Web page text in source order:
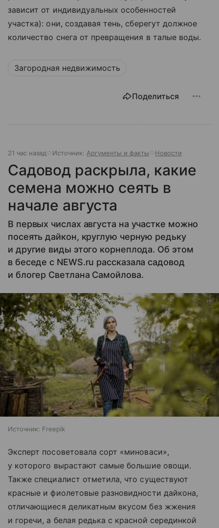
зависит от индивидуальных особенностей
участка): они, создавая тень, сберегут должное
количество снега от превращения в талые воды.
Загородная недвижимость
Поделиться
21 час назад Источник: Аргументы и факты Новости
Садовод раскрыла, какие
семена можно сеять в
начале августа
В первых числах августа на участке можно
посеять дайкон, круглую черную редьку
и другие виды этого корнеплода. Об этом
в беседе с NEWS.ru рассказала садовод
и блогер Светлана Самойлова.
Источник: Freepik
Эксперт посоветовала сорт «миноваси»,
у которого вырастают самые большие овощи.
Также специалист отметила, что существуют
красные и фиолетовые разновидности дайкона,
отличающиеся деликатным вкусом без жжения
и горечи, а белая редька с красной серединкой